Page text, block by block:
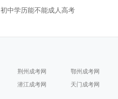
初中学历能不能成人高考
荆州成考网 鄂州成考网
潜江成考网 天门成考网